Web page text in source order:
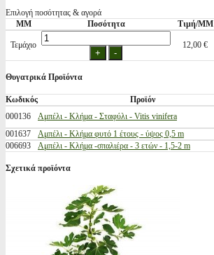
Επιλογή ποσότητας & αγορά
ΜΜ
Ποσότητα Τιμή/ΜΜ
Τεμάχιο 12,00 €
Θυγατρικά Προϊόντα
Κωδικός Προϊόν
000136
Αμπέλι - Κλήμα - Σταφύλι - Vitis vinifera
001637
Αμπέλι - Κλήμα φυτό 1 έτους - ύψος 0,5 m
006693
Αμπέλι - Κλήμα -σπαλιέρα - 3 ετών - 1,5-2 m
Σχετικά προϊόντα